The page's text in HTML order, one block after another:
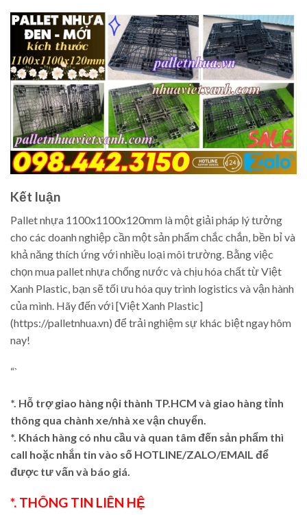
Kết luận
Pallet nhựa 1100x1100x120mm là một giải pháp lý tưởng
cho các doanh nghiệp cần một sản phẩm chắc chắn, bền bỉ và
khả năng thích ứng với nhiều loại môi trường. Bằng việc
chọn mua pallet nhựa chống nước và chịu hóa chất từ Việt
Xanh Plastic, bạn sẽ tối ưu hóa quy trình logistics và vận hành
của mình. Hãy đến với [Việt Xanh Plastic]
(https://palletnhua.vn) để trải nghiệm sự khác biệt ngay hôm
nay!
“`
*. Hỗ trợ giao hàng nội thành TP.HCM và giao hàng tỉnh
thông qua chành xe/nhà xe vận chuyển.
*. Khách hàng có nhu cầu và quan tâm đến sản phẩm thì
call hoặc nhắn tin vào số HOTLINE/ZALO/EMAIL để
được tư vấn và báo giá.
*. THÔNG TIN LIÊN HỆ